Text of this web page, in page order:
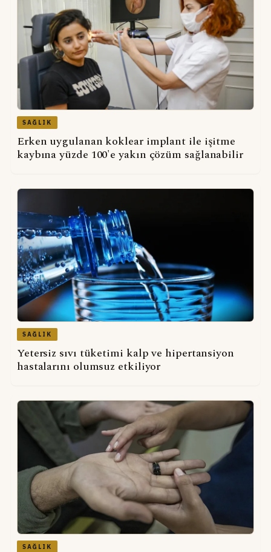
SAĞLIK
Erken uygulanan koklear implant ile işitme
kaybına yüzde 100'e yakın çözüm sağlanabilir
SAĞLIK
Yetersiz sıvı tüketimi kalp ve hipertansiyon
hastalarını olumsuz etkiliyor
SAĞLIK